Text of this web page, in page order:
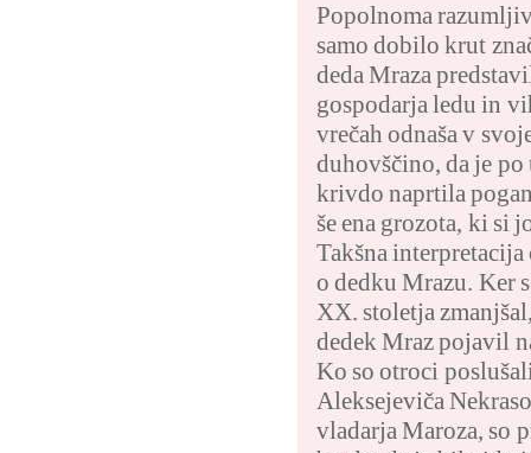
Popolnoma
samo dobilo krut
deda Mraza
gospodarja ledu in
vrečah odnaša v
duhovščino, da je
krivdo naprtila
še ena grozota, ki si
Takšna
o dedku Mrazu. Ker
XX. stoletja
dedek Mraz pojavil
Ko so otroci
Aleksejeviča
vladarja Maroza, so